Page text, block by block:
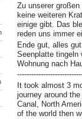
Zu unserer
keine weiteren
einige gibt. Das
reden uns immer
Ende gut, alles
Seenplatte tingeln
Wohnung nach
It took almost 3
journey around
Canal, North
of the world then